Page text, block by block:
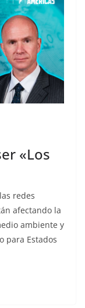
«Los
redes
afectando la
ambiente y
para Estados